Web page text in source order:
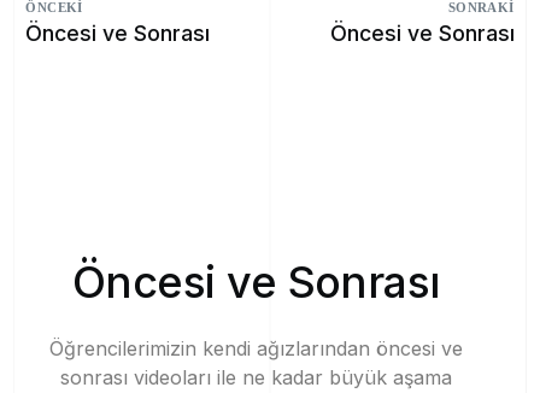
ÖNCEKI
Öncesi ve Sonrası
SONRAKI
Öncesi ve Sonrası
Öncesi ve Sonrası
Öğrencilerimizin kendi ağızlarından öncesi ve
sonrası videoları ile ne kadar büyük aşama